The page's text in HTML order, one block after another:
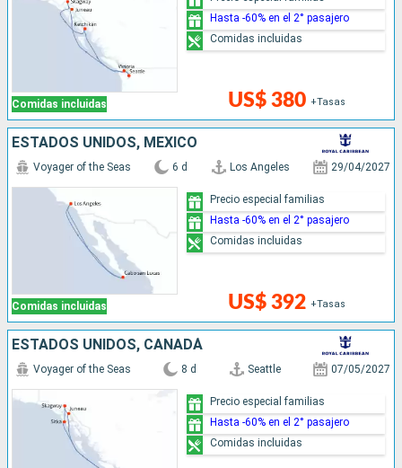
Comidas incluidas US$ 380 +Tasas
Hasta -60% en el 2° pasajero
Comidas incluidas
ESTADOS UNIDOS, MÉXICO
Comidas incluidas
Voyager of the Seas 6 d Los Angeles 29/04/2027
US$ 392 +Tasas
Precio especial familias
Hasta -60% en el 2° pasajero
Comidas incluidas
ESTADOS UNIDOS, CANADÁ
Voyager of the Seas 8 d Seattle 07/05/2027
Precio especial familias
Hasta -60% en el 2° pasajero
Comidas incluidas